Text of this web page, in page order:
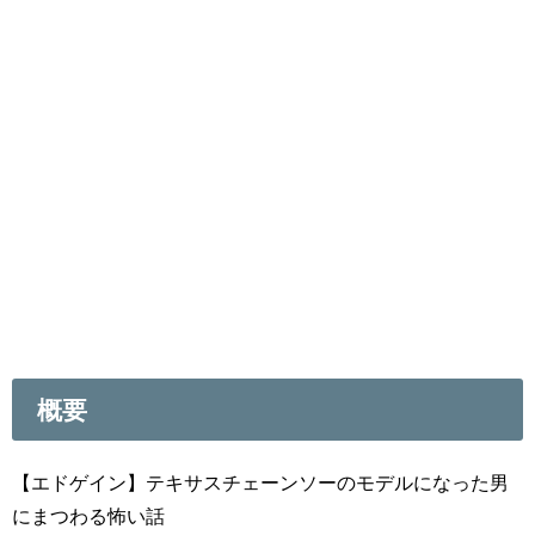
概要
【エドゲイン】テキサスチェーンソーのモデルになった男
にまつわる怖い話